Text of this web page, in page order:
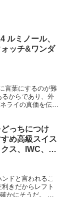
ルミノール、
ッチ&ワンダ
言葉にするのが難
からであり、外
ライの真価を伝え
っちにつけ
め高級スイス
ス、IWC、パ
ドと言われるこ
きだからレフト
かにそうだ。 そ